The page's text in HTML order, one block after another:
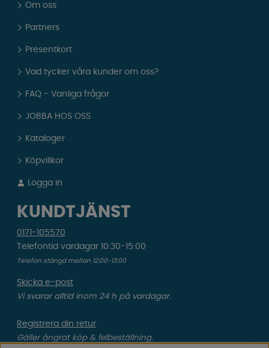
Om oss
Partners
Presentkort
Vad tycker våra kunder om oss?
FAQ - Vanliga frågor
JOBBA HOS OSS
Kataloger
Köpvillkor
Logga in
KUNDTJÄNST
0171-105570
Telefontid vardagar 10:30-15:00
Telefon stängd mellan 12:00-13:00
Skicka e-post
Vi svarar alltid inom 24 h på vardagar.
Registrera din retur
Gäller ångrat köp & felbeställning.